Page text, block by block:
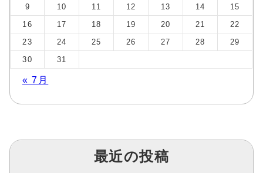
9
10 11 12 13 14
15
16
17 18 19 20 21
22
23
24 25 26 27 28
29
30
31
« 7月
最近の投稿